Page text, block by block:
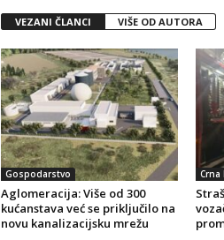
VEZANI ČLANCI VIŠE OD AUTORA
Gospodarstvo
Aglomeracija: Više od 300
kućanstava već se priključilo na
novu kanalizacijsku mrežu
Crna